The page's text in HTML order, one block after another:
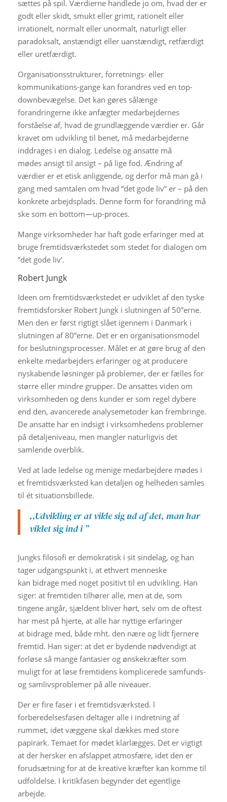
sættes på spil. Værdierne handlede jo om, hvad der er
godt eller skidt, smukt eller grimt, rationelt eller
irrationelt, normalt eller unormalt, naturligt eller
paradoksalt, anstændigt eller uanstændigt, retfærdigt
eller uretfærdigt.
Organisationsstrukturer, forretnings- eller
kommunikations-gange kan forandres ved en top-
downbevægelse. Det kan gøres sålænge
forandringerne ikke anfægter medarbejdernes
forståelse af, hvad de grundlæggende værdier er. Går
kravet om udvikling til benet, må medarbejderne
inddrages i en dialog. Ledelse og ansatte må
mødes ansigt til ansigt – på lige fod. Ændring af
værdier er et etisk anliggende, og derfor må man gå i
gang med samtalen om hvad “det gode liv” er – på den
konkrete arbejdsplads. Denne form for forandring må
ske som en bottom—up-proces.
Mange virksomheder har haft gode erfaringer med at
bruge fremtidsværkstedet som stedet for dialogen om
”det gode liv’.
Robert Jungk
Ideen om fremtidsværkstedet er udviklet af den tyske
fremtidsforsker Robert Jungk i slutningen af 50”erne.
Men den er først rigtigt slået igennem i Danmark i
slutningen af 80”erne. Det er en organisationsmodel
for beslutningsprocesser. Målet er at gøre brug af den
enkelte medarbejders erfaringer og at producere
nyskabende løsninger på problemer, der er fælles for
større eller mindre grupper. De ansattes viden om
virksomheden og dens kunder er som regel dybere
end den, avancerede analysemetoder kan frembringe.
De ansatte har en indsigt i virksomhedens problemer
på detaljeniveau, men mangler naturligvis det
samlende overblik.
Ved at lade ledelse og menige medarbejdere mødes i
et fremtidsværksted kan detaljen og helheden samles
til ét situationsbillede.
,,Udvikling er at vikle sig ud af det, man har
viklet sig ind i ”
Jungks filosofi er demokratisk i sit sindelag, og han
tager udgangspunkt i, at ethvert menneske
kan bidrage med noget positivt til en udvikling. Han
siger: at fremtiden tilhører alle, men at de, som
tingene angår, sjældent bliver hørt, selv om de oftest
har mest på hjerte, at alle har nyttige erfaringer
at bidrage med, både mht. den nære og lidt fjernere
fremtid. Han siger: at det er bydende nødvendigt at
forløse så mange fantasier og ønskekræfter som
muligt for at løse fremtidens komplicerede samfunds-
og samlivsproblemer på alle niveauer.
Der er fire faser i et fremtidsværksted. l
forberedelsesfasen deltager alle i indretning af
rummet, idet væggene skal dækkes med store
papirark. Temaet for mødet klarlægges. Det er vigtigt
at der hersker en afslappet atmosfære, idet den er
forudsætning for at de kreative kræfter kan komme til
udfoldelse. I kritikfasen begynder det egentlige
arbejde.